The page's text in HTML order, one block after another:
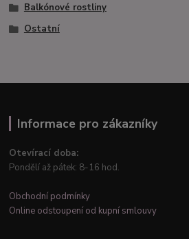
Balkónové rostliny
Ostatní
Informace pro zákazníky
Otevírací doba:
Pondělí až pátek: 8-16 hod.
Obchodní podmínky
Online odstoupení od kupní smlouvy